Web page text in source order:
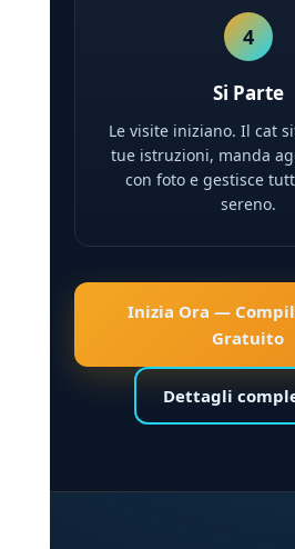
4
Si Parte
Le visite iniziano. Il cat
tue istruzioni, manda
con foto e gestisce
sereno.
Inizia Ora —
Gratuito
Dettagli